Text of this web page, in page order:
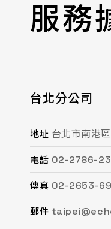
服務
台北分公司
地址 台北市南港
電話 02-2786-
傳真 02-2653-
郵件
桃園分公司
地址 桃園市平鎮
電話 03-494-
傳真 03-493-
郵件
總公司 / 竹苗
地址 苗栗縣頭份
電話 037-621-
傳真 037-615-
郵件
台中分公司
地址 台中市南屯
電話 04-2472-
傳真 04-2472-
郵件
台南分公司
地址 台南市永康
電話 06-243-
傳真 06-253-
郵件
高雄分公司
地址 高雄市鳳山
電話 07-753-
傳真 07-753-
郵件